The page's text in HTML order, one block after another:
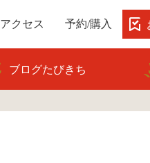
アクセス 予約/購入
ブログたびきち